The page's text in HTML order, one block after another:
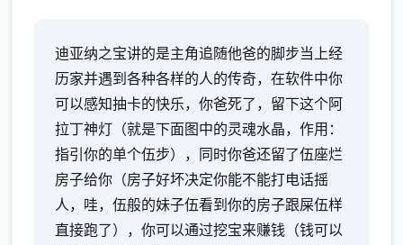
迪亚纳之宝讲的是主角追随他爸的脚步当上经
历家并遇到各种各样的人的传奇，在软件中你
可以感知抽卡的快乐，你爸死了，留下这个阿
拉丁神灯（就是下面图中的灵魂水晶，作用：
指引你的单个伍步），同时你爸还留了伍座烂
房子给你（房子好坏决定你能不能打电话摇
人，哇，伍般的妹子伍看到你的房子跟屎伍样
直接跑了），你可以通过挖宝来赚钱（钱可以